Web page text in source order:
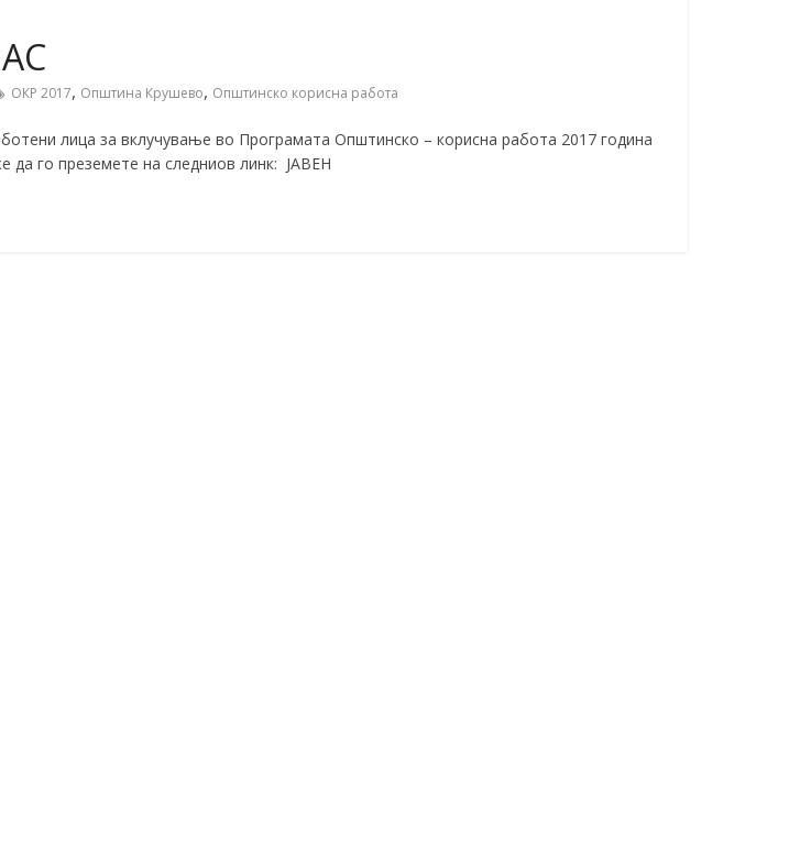
ОКР 2017, Општина Крушево, Општинско корисна работа
лица за вклучување во Програмата Општинско – корисна работа 2017 година
да го преземете на следниов линк: ЈАВЕН